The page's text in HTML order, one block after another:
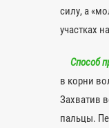
силу, а
участках
Способ
в корни
Захватив
пальцы.